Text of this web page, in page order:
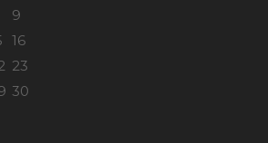
9
16
23
30